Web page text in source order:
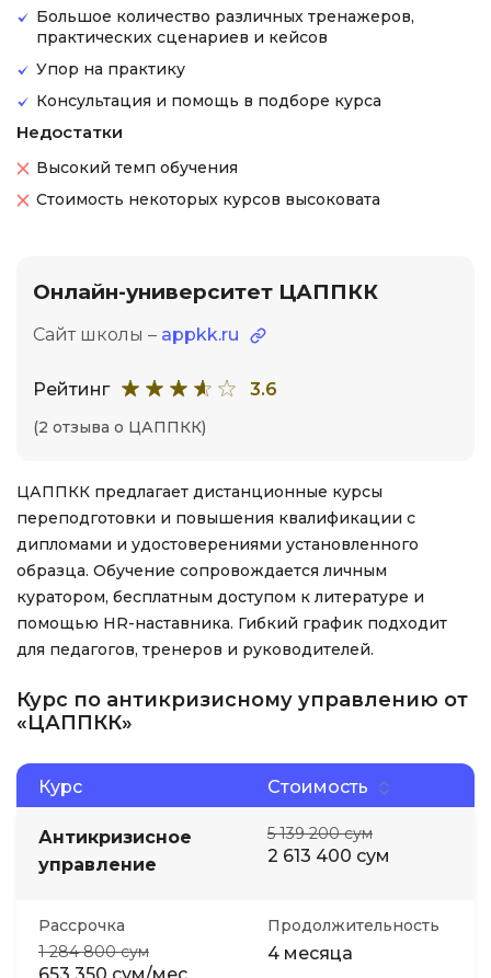
Большое количество различных тренажеров,
практических сценариев и кейсов
Упор на практику
Консультация и помощь в подборе курса
Недостатки
Высокий темп обучения
Стоимость некоторых курсов высоковата
Онлайн-университет ЦАППКК
Сайт школы – appkk.ru
Рейтинг 3.6
(2 отзыва о ЦАППКК)
ЦАППКК предлагает дистанционные курсы
переподготовки и повышения квалификации с
дипломами и удостоверениями установленного
образца. Обучение сопровождается личным
куратором, бесплатным доступом к литературе и
помощью HR-наставника. Гибкий график подходит
для педагогов, тренеров и руководителей.
Курс по антикризисному управлению от
«ЦАППКК»
Курс Стоимость
Антикризисное
управление
5 139 200 сум
2 613 400 сум
Рассрочка
1 284 800 сум
Продолжительность
4 месяца